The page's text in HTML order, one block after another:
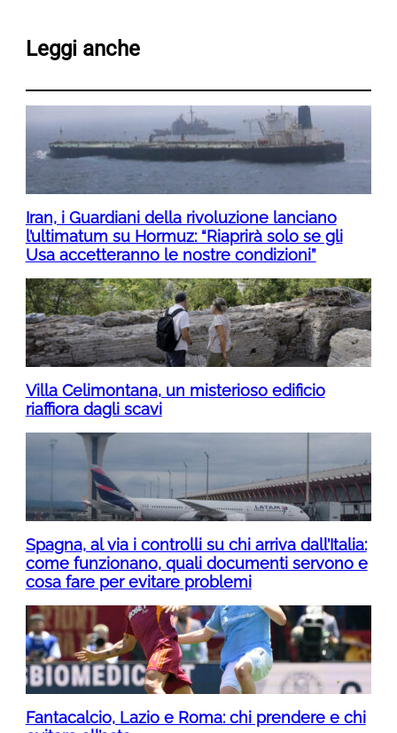
Leggi anche
Iran, i Guardiani della rivoluzione lanciano
l’ultimatum su Hormuz: “Riaprirà solo se gli
Usa accetteranno le nostre condizioni”
Villa Celimontana, un misterioso edificio
riaffiora dagli scavi
Spagna, al via i controlli su chi arriva dall’Italia:
come funzionano, quali documenti servono e
cosa fare per evitare problemi
Fantacalcio, Lazio e Roma: chi prendere e chi